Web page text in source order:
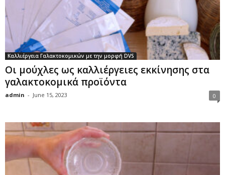
Καλλιέργεια Γαλακτοκομικών με την μορφή DVS
Οι μούχλες ως καλλιέργειες εκκίνησης στα
γαλακτοκομικά προϊόντα
admin - June 15, 2023 0